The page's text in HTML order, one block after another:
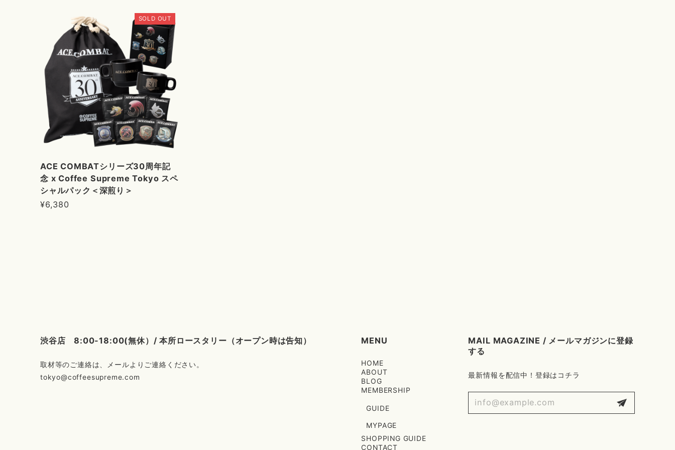
SOLD OUT
ACE COMBATシリーズ30周年記
念 x Coffee Supreme Tokyo スペ
シャルパック＜深煎り＞
¥6,380
渋谷店 8:00-18:00(無休）/ 本所ロースタリー（オープン時は告知）
tokyo@coffeesupreme.com
MENU
HOME
ABOUT
BLOG
MEMBERSHIP
GUIDE
MYPAGE
SHOPPING GUIDE
CONTACT
MAIL MAGAZINE / メールマガジンに登録
する
最新情報を配信中！登録はコチラ